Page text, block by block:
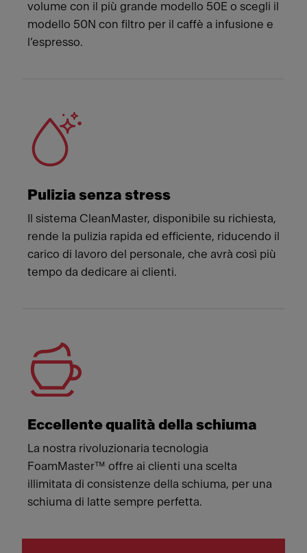
volume con il più grande modello 50E o scegli il
modello 50N con filtro per il caffè a infusione e
l’espresso.
Pulizia senza stress
Il sistema CleanMaster, disponibile su richiesta,
rende la pulizia rapida ed efficiente, riducendo il
carico di lavoro del personale, che avrà così più
tempo da dedicare ai clienti.
Eccellente qualità della schiuma
La nostra rivoluzionaria tecnologia
FoamMaster™ offre ai clienti una scelta
illimitata di consistenze della schiuma, per una
schiuma di latte sempre perfetta.